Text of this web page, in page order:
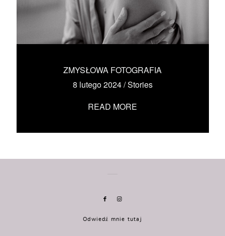
ZMYSŁOWA FOTOGRAFIA
8 lutego 2024/Stories
READ MORE
KONTAKT
Odwiedź mnie tutaj